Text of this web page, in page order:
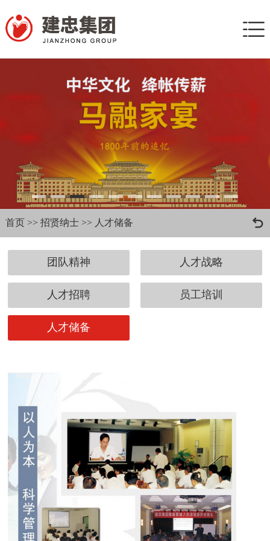

首页>> 招贤纳士>> 人才储备 
团队精神 人才战略
人才招聘 员工培训
人才储备